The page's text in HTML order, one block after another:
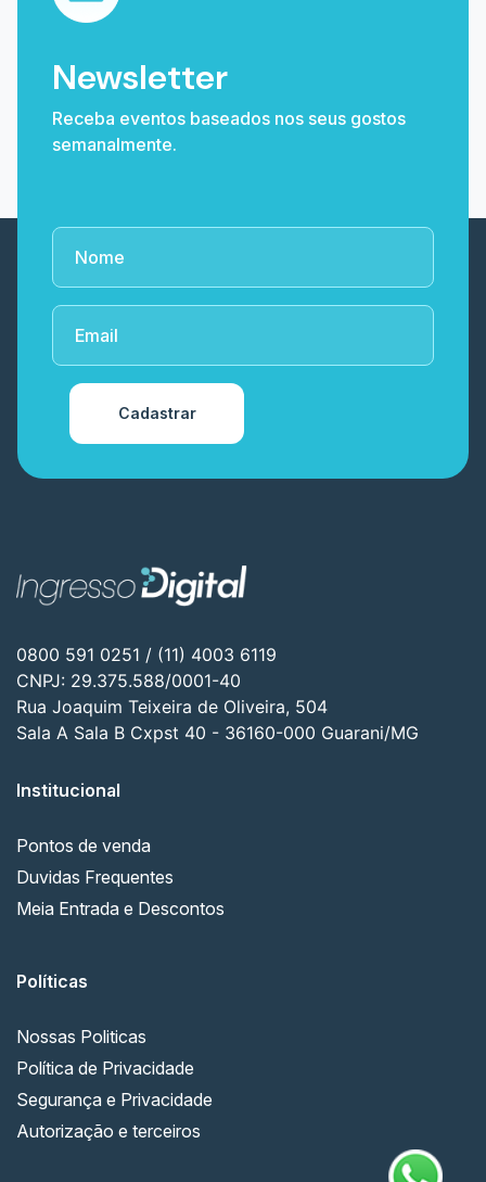
Newsletter
Receba eventos baseados nos seus gostos
semanalmente.
Cadastrar
0800 591 0251 / (11) 4003 6119
CNPJ: 29.375.588/0001-40
Rua Joaquim Teixeira de Oliveira, 504
Sala A Sala B Cxpst 40 - 36160-000 Guarani/MG
Institucional
Pontos de venda
Duvidas Frequentes
Meia Entrada e Descontos
Políticas
Nossas Politicas
Política de Privacidade
Segurança e Privacidade
Autorização e terceiros